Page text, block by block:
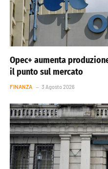
Opec+ aumenta
il punto sul mercato
FINANZA 3 Agosto 2026